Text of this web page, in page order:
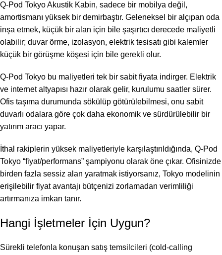
Q-Pod Tokyo Akustik Kabin, sadece bir mobilya değil,
amortismanı yüksek bir demirbaştır. Geleneksel bir alçıpan oda
inşa etmek, küçük bir alan için bile şaşırtıcı derecede maliyetli
olabilir; duvar örme, izolasyon, elektrik tesisatı gibi kalemler
küçük bir görüşme köşesi için bile gerekli olur.
Q-Pod Tokyo bu maliyetleri tek bir sabit fiyata indirger. Elektrik
ve internet altyapısı hazır olarak gelir, kurulumu saatler sürer.
Ofis taşıma durumunda sökülüp götürülebilmesi, onu sabit
duvarlı odalara göre çok daha ekonomik ve sürdürülebilir bir
yatırım aracı yapar.
İthal rakiplerin yüksek maliyetleriyle karşılaştırıldığında, Q-Pod
Tokyo “fiyat/performans” şampiyonu olarak öne çıkar. Ofisinizde
birden fazla sessiz alan yaratmak istiyorsanız, Tokyo modelinin
erişilebilir fiyat avantajı bütçenizi zorlamadan verimliliği
artırmanıza imkan tanır.
Hangi İşletmeler İçin Uygun?
Sürekli telefonla konuşan satış temsilcileri (cold-calling